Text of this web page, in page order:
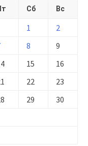
Сб Вс
1
2
8
9
15
16
22
23
29
30